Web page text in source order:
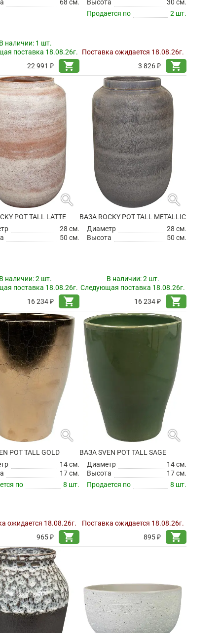
68 см.
наличии: 1 шт.
поставка 18.08.26г.
22 991 ₽
shopping_cart
Высота
30 см.
Продается по
2 шт.
Поставка ожидается 18.08.26г.
3 826 ₽
shopping_cart
search
POT TALL LATTE
28 см.
50 см.
наличии:2 шт.
поставка 18.08.26г.
16 234 ₽
shopping_cart
search
ВАЗА ROCKY POT TALL METALLIC
Диаметр
28 см.
Высота
50 см.
В наличии:2 шт.
Следующая поставка 18.08.26г.
16 234 ₽
shopping_cart
search
POT TALL GOLD
14 см.
17 см.
по
8 шт.
ожидается 18.08.26г.
965 ₽
shopping_cart
search
ВАЗА SVEN POT TALL SAGE
Диаметр
14 см.
Высота
17 см.
Продается по
8 шт.
Поставка ожидается 18.08.26г.
895 ₽
shopping_cart